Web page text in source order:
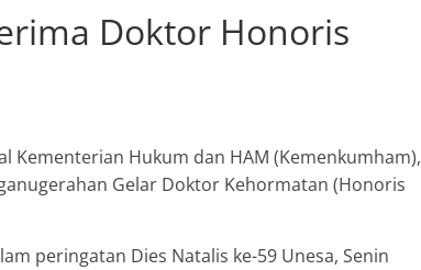
Doktor Honoris
Kementerian Hukum dan HAM (Kemenkumham),
Gelar Doktor Kehormatan (Honoris
peringatan Dies Natalis ke-59 Unesa, Senin